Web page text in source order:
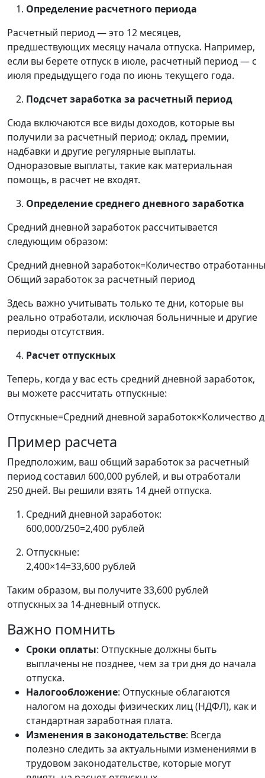
Определение расчетного периода
Расчетный период — это 12 месяцев,
предшествующих месяцу начала отпуска. Например,
если вы берете отпуск в июле, расчетный период — с
июля предыдущего года по июнь текущего года.
Подсчет заработка за расчетный период
Сюда включаются все виды доходов, которые вы
получили за расчетный период: оклад, премии,
надбавки и другие регулярные выплаты.
Одноразовые выплаты, такие как материальная
помощь, в расчет не входят.
Определение среднего дневного заработка
Средний дневной заработок рассчитывается
следующим образом:
Средний дневной заработок=Количество
Общий заработокза расчетный период
Здесь важно учитывать только те дни, которые вы
реально отработали, исключая больничные и другие
периоды отсутствия.
Расчет отпускных
Теперь, когда у вас есть средний дневной заработок,
вы можете рассчитать отпускные:
Отпускные=Средний дневной заработок×Количество
Пример расчета
Предположим, ваш общий заработок за расчетный
период составил 600,000 рублей, и вы отработали
250 дней. Вы решили взять 14 дней отпуска.
Средний дневной заработок:
600,000​/250=2,400 рублей
Отпускные:
2,400×14=33,600 рублей
Таким образом, вы получите 33,600 рублей
отпускных за 14-дневный отпуск.
Важно помнить
Сроки оплаты: Отпускные должны быть
выплачены не позднее, чем за три дня до начала
отпуска.
Налогообложение: Отпускные облагаются
налогом на доходы физических лиц (НДФЛ), как и
стандартная заработная плата.
Изменения в законодательстве: Всегда
полезно следить за актуальными изменениями в
трудовом законодательстве, которые могут